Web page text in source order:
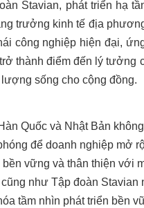
Stavian, phát triển hạ
trưởng kinh tế địa
công nghiệp hiện đại,
thành điểm đến lý tưởng
sống cho cộng đồng.
Quốc và Nhật Bản
để doanh nghiệp mở
vững và thân thiện với
như Tập đoàn Stavian
tầm nhìn phát triển bền